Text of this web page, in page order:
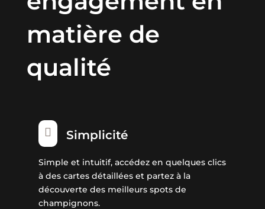
matière de
qualité
 Simplicité
Simple et intuitif, accédez en quelques clics
à des cartes détaillées et partez à la
découverte des meilleurs spots de
champignons.